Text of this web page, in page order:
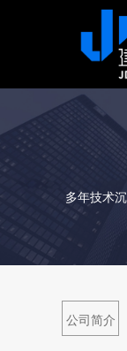
多年技术
公司简介